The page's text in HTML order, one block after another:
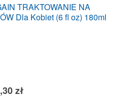
TRAKTOWANIE NA
Dla Kobiet (6 fl oz) 180ml
zł